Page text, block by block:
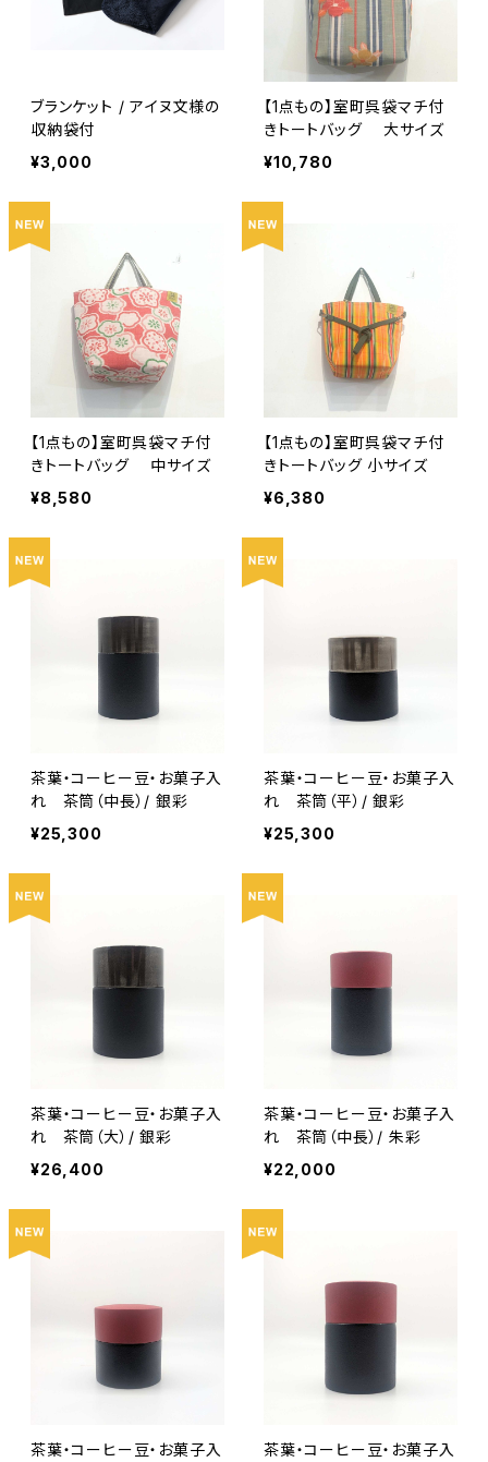
ブランケット / アイヌ文様の
収納袋付
¥3,000
【1点もの】室町呉袋マチ付
きトートバッグ 大サイズ
¥10,780
【1点もの】室町呉袋マチ付
きトートバッグ 中サイズ
¥8,580
【1点もの】室町呉袋マチ付
きトートバッグ 小サイズ
¥6,380
茶葉・コーヒー豆・お菓子入
れ 茶筒（中長）/ 銀彩
¥25,300
茶葉・コーヒー豆・お菓子入
れ 茶筒（平）/ 銀彩
¥25,300
茶葉・コーヒー豆・お菓子入
れ 茶筒（大）/ 銀彩
¥26,400
茶葉・コーヒー豆・お菓子入
れ 茶筒（中長）/ 朱彩
¥22,000
茶葉・コーヒー豆・お菓子入
茶葉・コーヒー豆・お菓子入